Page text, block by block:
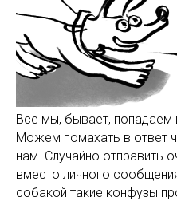
Все мы, бывает, попадаем
Можем помахать в ответ
нам. Случайно отправить
вместо личного
собакой такие конфузы